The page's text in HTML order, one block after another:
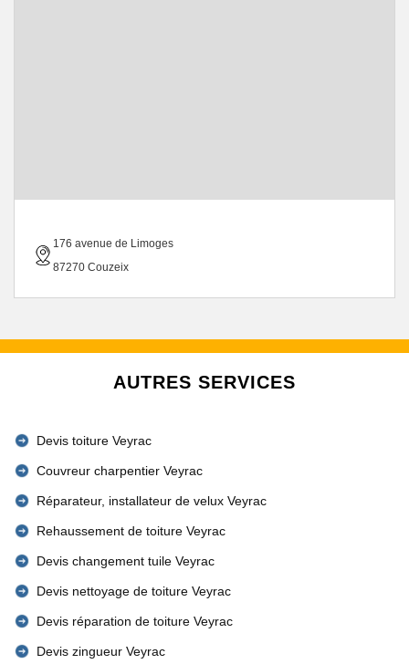
176 avenue de Limoges
87270 Couzeix
AUTRES SERVICES
Devis toiture Veyrac
Couvreur charpentier Veyrac
Réparateur, installateur de velux Veyrac
Rehaussement de toiture Veyrac
Devis changement tuile Veyrac
Devis nettoyage de toiture Veyrac
Devis réparation de toiture Veyrac
Devis zingueur Veyrac